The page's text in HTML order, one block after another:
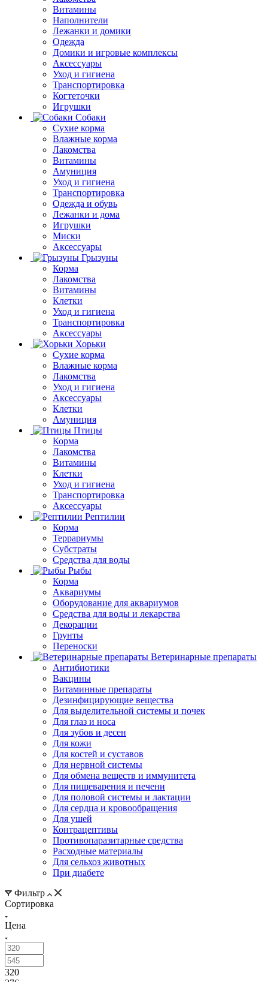
Витамины
Наполнители
Лежанки и домики
Одежда
Домики и игровые комплексы
Аксессуары
Уход и гигиена
Транспортировка
Когтеточки
Игрушки
Собаки
Сухие корма
Влажные корма
Лакомства
Витамины
Амуниция
Уход и гигиена
Транспортировка
Одежда и обувь
Лежанки и дома
Игрушки
Миски
Аксессуары
Грызуны
Корма
Лакомства
Витамины
Клетки
Уход и гигиена
Транспортировка
Аксессуары
Хорьки
Сухие корма
Влажные корма
Лакомства
Уход и гигиена
Аксессуары
Клетки
Амуниция
Птицы
Корма
Лакомства
Витамины
Клетки
Уход и гигиена
Транспортировка
Аксессуары
Рептилии
Корма
Террариумы
Субстраты
Средства для воды
Рыбы
Корма
Аквариумы
Оборудование для аквариумов
Средства для воды и лекарства
Декорации
Грунты
Переноски
Ветеринарные препараты
Антибиотики
Вакцины
Витаминные препараты
Дезинфицирующие вещества
Для выделительной системы и почек
Для глаз и носа
Для зубов и десен
Для кожи
Для костей и суставов
Для нервной системы
Для обмена веществ и иммунитета
Для пищеварения и печени
Для половой системы и лактации
Для сердца и кровообращения
Для ушей
Контрацептивы
Противопаразитарные средства
Расходные материалы
Для сельхоз животных
При диабете
Фильтр
Сортировка
Цена
320